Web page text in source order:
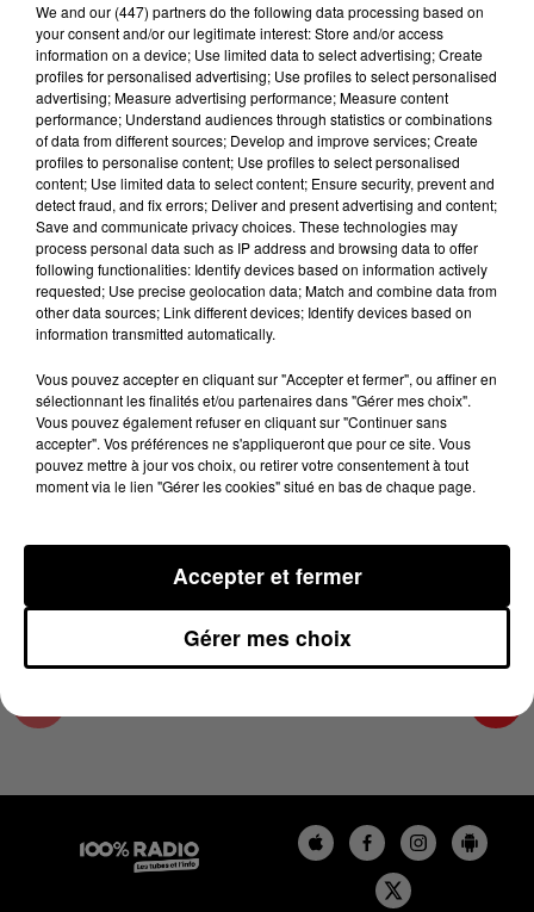
Lecture (2 min 29 sec)
100%
100% Radio les infos du Tarn et Garonne
25 novembre 2024 - 2 min 29 sec
LES INFOS DU TARN ET GARONNE DU
25/11/2024 À 15H00
Podcasts infos du Tarn et Garonne
We and our (447) partnersdo the following data processing based on
your consent and/or our legitimate interest: Store and/or access
information on a device; Use limited data to select advertising; Create
profiles for personalised advertising; Use profiles to select personalised
advertising; Measure advertising performance; Measure content
performance; Understand audiences through statistics or combinations
of data from different sources; Develop and improve services; Create
profiles to personalise content; Use profiles to select personalised
content; Use limited data to select content; Ensure security, prevent and
detect fraud, and fix errors; Deliver and present advertising and content;
Save and communicate privacy choices. These technologies may
process personal data such as IP address and browsing data to offer
following functionalities: Identify devices based on information actively
requested; Use precise geolocation data; Match and combine data from
other data sources; Link different devices; Identify devices based on
information transmitted automatically.
Vous pouvez accepter en cliquant sur "Accepter et fermer", ou affiner en
sélectionnant les finalités et/ou partenaires dans "Gérer mes choix".
Vous pouvez également refuser en cliquant sur "Continuer sans
accepter". Vos préférences ne s'appliqueront que pour ce site. Vous
pouvez mettre à jour vos choix, ou retirer votre consentement à tout
moment via le lien "Gérer les cookies" situé en bas de chaque page.
Gérer mes choix
Accepter et fermer